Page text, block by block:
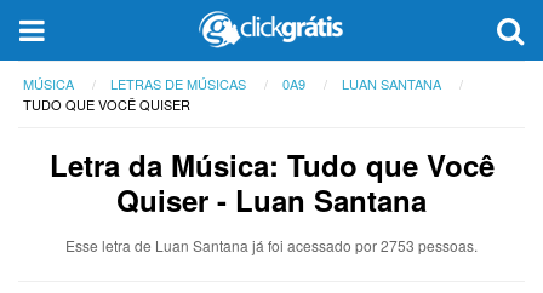
MÚSICA LETRAS DE MÚSICAS 0A9
LUAN SANTANA
TUDO QUE VOCÊ QUISER
Letra da Música: Tudo que Você
Quiser - Luan Santana
Esse letra de Luan Santana já foi acessado por 2753 pessoas.